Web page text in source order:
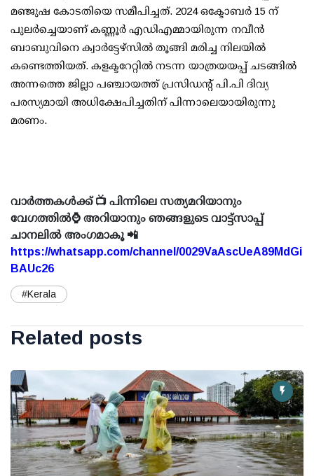
മഞ്ജുഷ കോടതിയെ സമീപിച്ചത്. 2024 ഒക്ടോബര്‍ 15 ന്
പുലര്‍ച്ചെയാണ് കണ്ണൂര്‍ എഡിഎമ്മായിരുന്ന നവീന്‍
ബാബുവിനെ ക്വാര്‍ട്ടേഴ്‌സില്‍ തൂങ്ങി മരിച്ച നിലയില്‍
കണ്ടെത്തിയത്. കളക്ടറേറ്റില്‍ നടന്ന യാത്രയയപ്പ് ചടങ്ങില്‍
അന്നത്തെ ജില്ലാ പഞ്ചായത്ത് പ്രസിഡന്റ് പി.പി ദിവ്യ
പരസ്യമായി അധിക്ഷേപിച്ചതിന് പിന്നാലെയായിരുന്നു
മരണം.
വാർത്തകൾക്ക് 📺 പിന്നിലെ സത്യമറിയാനും
വേഗത്തിൽ⌚ അറിയാനും ഞങ്ങളുടെ വാട്ട്സാപ്പ്
ചാനലിൽ അംഗമാകൂ 📲
https://whatsapp.com/channel/0029VaAscUeA89MdGi
BAUc26
#Kerala
Related posts